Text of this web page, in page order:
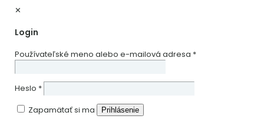
✕
Login
Používateľské meno alebo e-mailová adresa *
Heslo *
Zapamätať si ma
Prihlásenie